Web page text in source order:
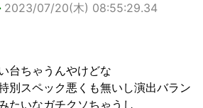
2023/07/20(木) 08:55:29.34
台ちゃうんやけどな
別スペック悪くも無いし演出バラン
たいなガチクソちゃうし